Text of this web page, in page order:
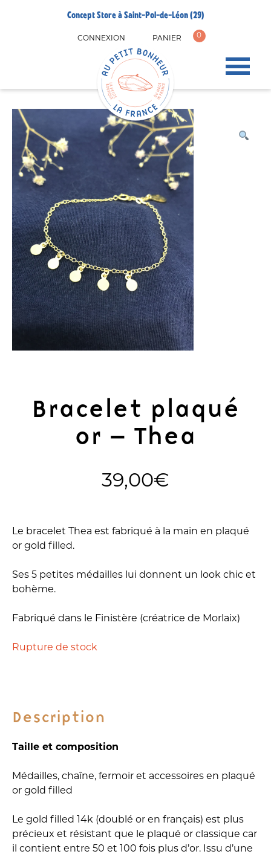
Concept Store à Saint-Pol-de-Léon (29)
CONNEXION PANIER 0
Bracelet plaqué
or – Thea
39,00€
Le bracelet Thea est fabriqué à la main en plaqué
or gold filled.
Ses 5 petites médailles lui donnent un look chic et
bohème.
Fabriqué dans le Finistère (créatrice de Morlaix)
Rupture de stock
Description
Taille et composition
Médailles, chaîne, fermoir et accessoires en plaqué
or gold filled
Le gold filled 14k (doublé or en français) est plus
précieux et résistant que le plaqué or classique car
il contient entre 50 et 100 fois plus d’or. Issu d’une